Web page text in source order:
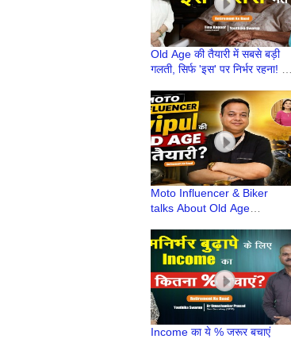
Old Age की तैयारी में सबसे बड़ी
गलती, सिर्फ 'इस' पर निर्भर रहना! |
Moto Influencer & Biker
talks About Old Age
Age की तैयारी | Retirement Ke
Baad
Income का ये % जरूर बचाएं